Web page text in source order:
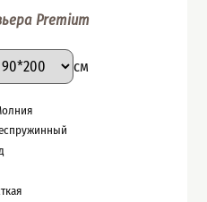
Premium
вариант
:
см